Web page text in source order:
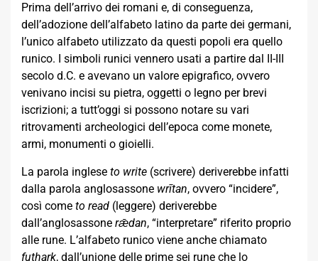
Prima dell’arrivo dei romani e, di conseguenza,
dell’adozione dell’alfabeto latino da parte dei germani,
l’unico alfabeto utilizzato da questi popoli era quello
runico. I simboli runici vennero usati a partire dal II-III
secolo d.C. e avevano un valore epigrafico, ovvero
venivano incisi su pietra, oggetti o legno per brevi
iscrizioni; a tutt’oggi si possono notare su vari
ritrovamenti archeologici dell’epoca come monete,
armi, monumenti o gioielli.
La parola inglese to write (scrivere) deriverebbe infatti
dalla parola anglosassone wrītan, ovvero “incidere”,
così come to read (leggere) deriverebbe
dall’anglosassone rǣdan, “interpretare” riferito proprio
alle rune. L’alfabeto runico viene anche chiamato
futhark, dall’unione delle prime sei rune che lo